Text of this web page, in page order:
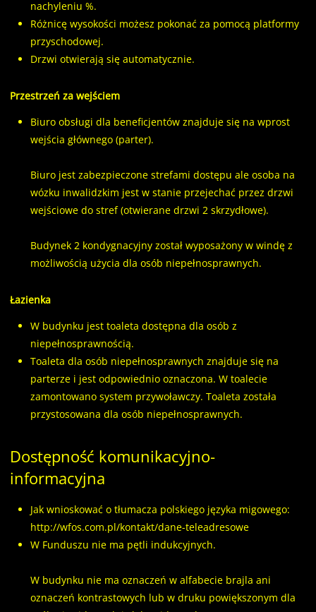
nachyleniu %.
Różnicę wysokości możesz pokonać za pomocą platformy
przyschodowej.
Drzwi otwierają się automatycznie.
Przestrzeń za wejściem
Biuro obsługi dla beneficjentów znajduje się na wprost
wejścia głównego (parter).
Biuro jest zabezpieczone strefami dostępu ale osoba na
wózku inwalidzkim jest w stanie przejechać przez drzwi
wejściowe do stref (otwierane drzwi 2 skrzydłowe).
Budynek 2 kondygnacyjny został wyposażony w windę z
możliwością użycia dla osób niepełnosprawnych.
Łazienka
W budynku jest toaleta dostępna dla osób z
niepełnosprawnością.
Toaleta dla osób niepełnosprawnych znajduje się na
parterze i jest odpowiednio oznaczona. W toalecie
zamontowano system przywoławczy. Toaleta została
przystosowana dla osób niepełnosprawnych.
Dostępność komunikacyjno-
informacyjna
Jak wnioskować o tłumacza polskiego języka migowego:
http://wfos.com.pl/kontakt/dane-teleadresowe
W Funduszu nie ma pętli indukcyjnych.
W budynku nie ma oznaczeń w alfabecie brajla ani
oznaczeń kontrastowych lub w druku powiększonym dla